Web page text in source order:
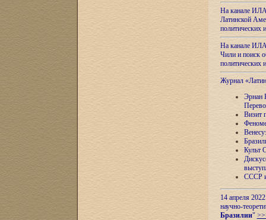
На канале
Латинской
На канале
Чили и поиск
Журнал
Эрнан
Визит
Культ
СССР и
14 апреля
научно-
Бразилии"